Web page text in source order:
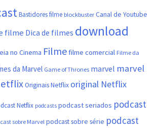
Bastidores filme blockbuster Canal de Youtube
filme Dica de filmes download
no Cinema Filmefilme comercial Filme da
da Marvel Game of Thrones marvel marvel
Originais Netflix original Netflix
Netflix podcasts podcast seriados podcast
sobre Marvelpodcast sobre série podcast